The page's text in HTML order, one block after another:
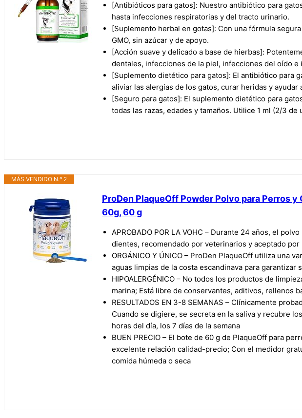
[Antibióticos para gatos]: Nuestro antibiótico para
hasta infecciones respiratorias y del tracto urinario.
[Suplemento herbal en gotas]: Con una fórmula
GMO, sin azúcar y de apoyo.
[Acción suave y delicado a base de hierbas]:
dentales, infecciones de la piel, infecciones del oído
[Suplemento dietético para gatos]: El antibiótico para
aliviar las alergias de los gatos, curar heridas y
[Seguro para gatos]: El suplemento dietético para
todas las razas, edades y tamaños. Utilice 1 ml (2/3
MÁS VENDIDO N.º 2
ProDen PlaqueOff Powder Polvo para Perros
60g, 60 g
APROBADO POR LA VOHC – Durante 24 años, el
dientes, recomendado por veterinarios y aceptado
ORGÁNICO Y ÚNICO – ProDen PlaqueOff utiliza una
aguas limpias de la costa escandinava para
HIPOALERGÉNICO – No todos los productos de
marina; Está libre de conservantes, aditivos, rellenos
RESULTADOS EN 3-8 SEMANAS – Clínicamente
Cuando se digiere, se secreta en la saliva y recubre
horas del día, los 7 días de la semana
BUEN PRECIO – El bote de 60 g de PlaqueOff para
excelente relación calidad-precio; Con el medidor
comida húmeda o seca